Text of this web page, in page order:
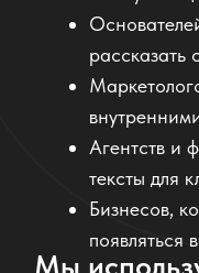
Я просто ввела ключевые
нейросеть
бы написала сама.
Мария,